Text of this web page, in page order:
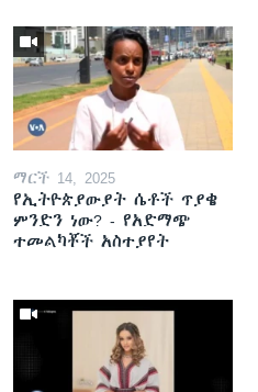
ማርች 14, 2025
የኢትዮጵያውያት ሴቶች ጥያቄ
ምንድን ነው? - የአድማጭ
ተመልካቾች አስተያየት